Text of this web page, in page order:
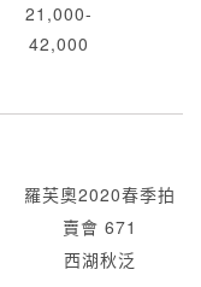
21,000-
42,000
羅芙奧2020春季拍
賣會 671
西湖秋泛